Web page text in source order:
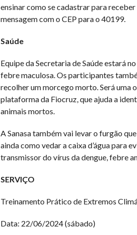
ensinar como se cadastrar para
mensagem com o CEP para o 40199.
Saúde
Equipe da Secretaria de Saúde estará
febre maculosa. Os participantes
recolher um morcego morto. Será uma
plataforma da Fiocruz, que ajuda a
animais mortos.
A Sanasa também vai levar o furgão
ainda como vedar a caixa d’água para
transmissor do vírus da dengue, febre
SERVIÇO
Treinamento Prático de Extremos
Data: 22/06/2024 (sábado)